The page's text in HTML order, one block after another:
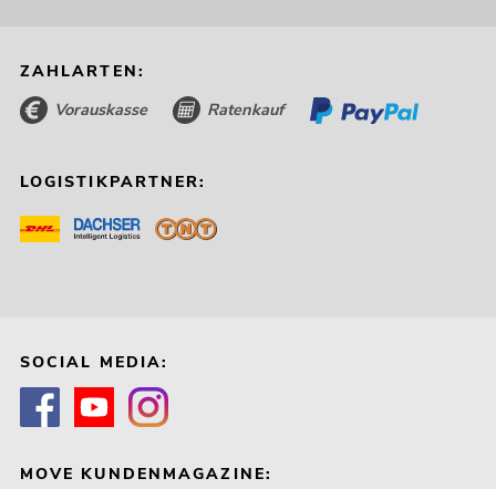
ZAHLARTEN:
Vorauskasse Ratenkauf
LOGISTIKPARTNER:
SOCIAL MEDIA:
MOVE KUNDENMAGAZINE: